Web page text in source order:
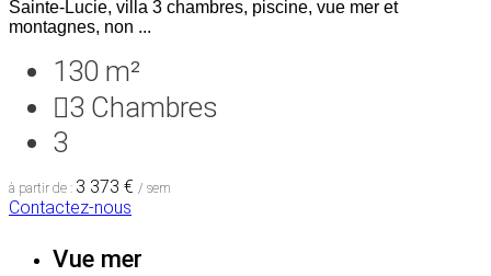
Sainte-Lucie, villa 3 chambres, piscine, vue mer et
montagnes, non ...
130 m²
3 Chambres
3
à partir de : 3 373 € / sem
Contactez-nous
Vue mer